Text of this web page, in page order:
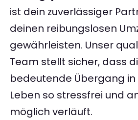
ist dein zuverlässiger
deinen reibungslosen
gewährleisten. Unser
Team stellt sicher, dass
bedeutende Übergang
Leben so stressfrei und
möglich verläuft.